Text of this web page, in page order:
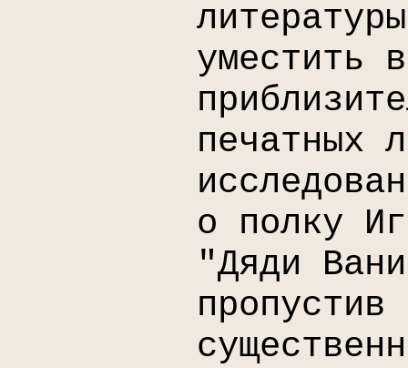
уместить в
печатных
о полку
"Дяди
пропустив